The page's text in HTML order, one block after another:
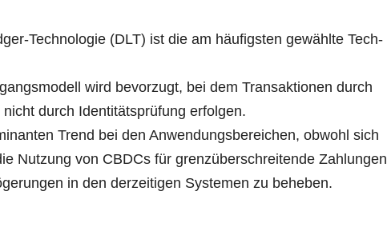
Tech­no­lo­gie (DLT) ist die am häu­figs­ten gewähl­te Tech­
wird bevor­zugt, bei dem Trans­ak­tio­nen durch
durch Iden­ti­täts­prü­fung erfolgen.
Trend bei den Anwen­dungs­be­rei­chen, obwohl sich
Nut­zung von CBDCs für grenz­über­schrei­ten­de Zah­lun­gen
in den der­zei­ti­gen Sys­te­men zu beheben.